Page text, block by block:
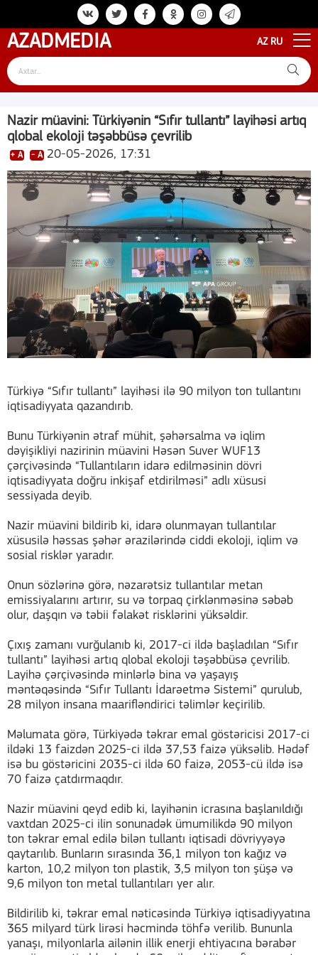
AZADMEDIA AZ RU
Nazir müavini: Türkiyənin “Sıfır tullantı” layihəsi artıq
qlobal ekoloji təşəbbüsə çevrilib
+ A - A 20-05-2026, 17:31
Türkiyə “Sıfır tullantı” layihəsi ilə 90 milyon ton tullantını
iqtisadiyyata qazandırıb.
Bunu Türkiyənin ətraf mühit, şəhərsalma və iqlim
dəyişikliyi nazirinin müavini Həsən Suver WUF13
çərçivəsində “Tullantıların idarə edilməsinin dövri
iqtisadiyyata doğru inkişaf etdirilməsi” adlı xüsusi
sessiyada deyib.
Nazir müavini bildirib ki, idarə olunmayan tullantılar
xüsusilə həssas şəhər ərazilərində ciddi ekoloji, iqlim və
sosial risklər yaradır.
Onun sözlərinə görə, nəzarətsiz tullantılar metan
emissiyalarını artırır, su və torpaq çirklənməsinə səbəb
olur, daşqın və təbii fəlakət risklərini yüksəldir.
Çıxış zamanı vurğulanıb ki, 2017-ci ildə başladılan “Sıfır
tullantı” layihəsi artıq qlobal ekoloji təşəbbüsə çevrilib.
Layihə çərçivəsində minlərlə bina və yaşayış
məntəqəsində “Sıfır Tullantı İdarəetmə Sistemi” qurulub,
28 milyon insana maarifləndirici təlimlər keçirilib.
Məlumata görə, Türkiyədə təkrar emal göstəricisi 2017-ci
ildəki 13 faizdən 2025-ci ildə 37,53 faizə yüksəlib. Hədəf
isə bu göstəricini 2035-ci ildə 60 faizə, 2053-cü ildə isə
70 faizə çatdırmaqdır.
Nazir müavini qeyd edib ki, layihənin icrasına başlanıldığı
vaxtdan 2025-ci ilin sonunadək ümumilikdə 90 milyon
ton təkrar emal edilə bilən tullantı iqtisadi dövriyyəyə
qaytarılıb. Bunların sırasında 36,1 milyon ton kağız və
karton, 10,2 milyon ton plastik, 3,5 milyon ton şüşə və
9,6 milyon ton metal tullantıları yer alır.
Bildirilib ki, təkrar emal nəticəsində Türkiyə iqtisadiyyatına
365 milyard türk lirəsi həcmində töhfə verilib. Bununla
yanaşı, milyonlarla ailənin illik enerji ehtiyacına bərabər